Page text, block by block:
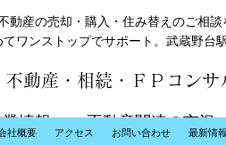
動産の売却・購入・住み替えのご相
てワンストップでサポート。武蔵野台
不動産・相続・ＦＰコンサ
社概要 アクセス お問い合わせ 最新情報
情報 不動産関連の市況